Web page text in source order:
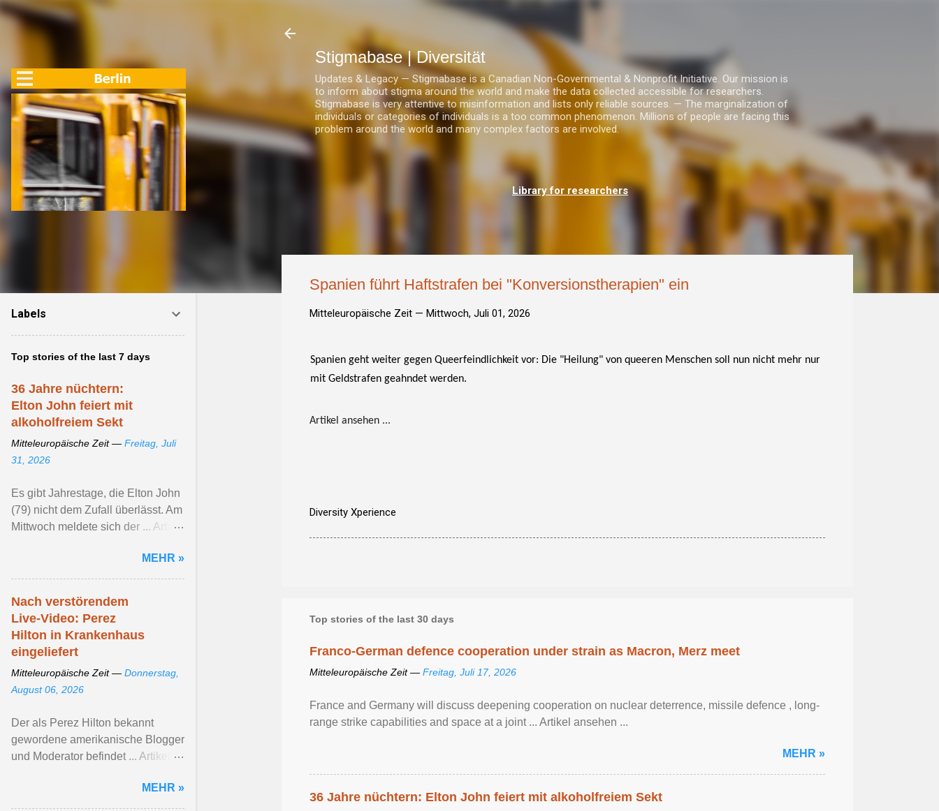
Direkt zum Hauptbereich
Stigmabase | Diversität
Updates & Legacy — Stigmabase is a Canadian Non-Governmental & Nonprofit Initiative. Our mission is
to inform about stigma around the world and make the data collected accessible for researchers.
Stigmabase is very attentive to misinformation and lists only reliable sources. — The marginalization of
individuals or categories of individuals is a too common phenomenon. Millions of people are facing this
problem around the world and many complex factors are involved.
Library for researchers
Spanien führt Haftstrafen bei "Konversionstherapien" ein
Mitteleuropäische Zeit — Mittwoch, Juli 01, 2026
Spanien geht weiter gegen Queerfeindlichkeit vor: Die "Heilung" von queeren Menschen soll nun nicht mehr nur
mit Geldstrafen geahndet werden.
Artikel ansehen ...
Diversity Xperience
Top stories of the last 30 days
Franco-German defence cooperation under strain as Macron, Merz meet
Mitteleuropäische Zeit — Freitag, Juli 17, 2026
France and Germany will discuss deepening cooperation on nuclear ‌deterrence, missile defence , long-
range strike capabilities and space at a joint ... Artikel ansehen ...
MEHR »
36 Jahre nüchtern: Elton John feiert mit alkoholfreiem Sekt
Labels
Top stories of the last 7 days
36 Jahre nüchtern:
Elton John feiert mit
alkoholfreiem Sekt
Mitteleuropäische Zeit — Freitag, Juli
31, 2026
Es gibt Jahrestage, die Elton John
(79) nicht dem Zufall überlässt. Am
Mittwoch meldete sich der ... Artikel
MEHR »
Nach verstörendem
Live-Video: Perez
Hilton in Krankenhaus
eingeliefert
Mitteleuropäische Zeit — Donnerstag,
August 06, 2026
Der als Perez Hilton bekannt
gewordene amerikanische Blogger
und Moderator befindet ... Artikel
MEHR »